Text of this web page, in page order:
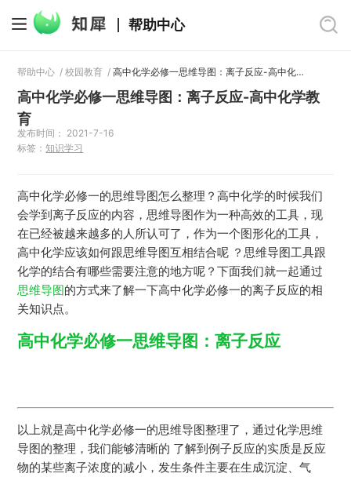
帮助中心
帮助中心 /校园教育 / 高中化学必修一思维导图：离子反应-高中化学教育
高中化学必修一思维导图：离子反应-高中化学教
育
发布时间： 2021-7-16
标签：知识学习
高中化学必修一的思维导图怎么整理？高中化学的时候我们
会学到离子反应的内容，思维导图作为一种高效的工具，现
在已经被越来越多的人所认可了，作为一个图形化的工具，
高中化学应该如何跟思维导图互相结合呢 ？思维导图工具跟
化学的结合有哪些需要注意的地方呢？下面我们就一起通过
思维导图的方式来了解一下高中化学必修一的离子反应的相
关知识点。
高中化学必修一思维导图：离子反应
以上就是高中化学必修一的思维导图整理了，通过化学思维
导图的整理，我们能够清晰的 了解到例子反应的实质是反应
物的某些离子浓度的减小，发生条件主要在生成沉淀、气